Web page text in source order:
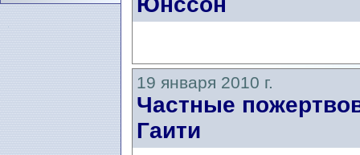
19 января 2010 г.
Частные
Гаити